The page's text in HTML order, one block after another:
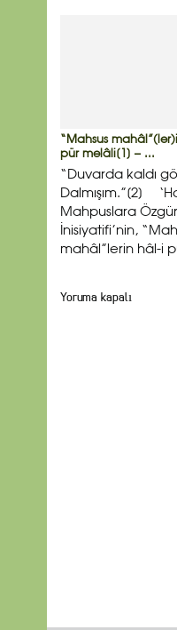
“Mahsus
pür melâli[1] – ...
“Duvarda kaldı
Dalmışım.”[2]
Mahpuslara
İnisiyatifi’nin,
mahâl”lerin hâl-i
Yoruma kapalı